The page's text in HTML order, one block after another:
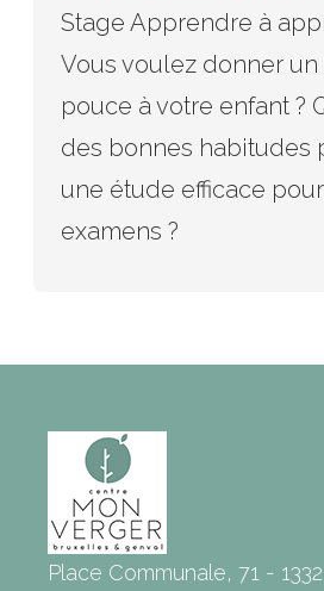
Stage Apprendre à
Vous voulez donner
pouce à votre enfant ?
des bonnes habitudes
une étude efficace
examens ?
Place Communale, 71 -